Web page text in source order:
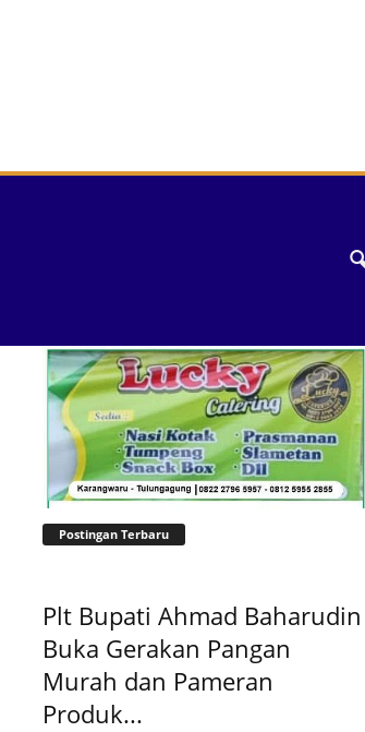
Postingan Terbaru
Plt Bupati Ahmad Baharudin
Buka Gerakan Pangan
Murah dan Pameran
Produk...